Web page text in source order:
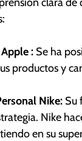
: Se ha
productos y
Nike: Su
Nike
en su